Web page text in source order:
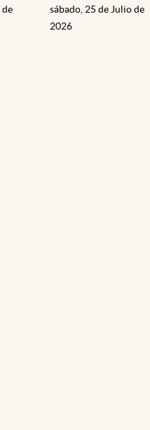
de
sábado, 25 de Julio de
2026